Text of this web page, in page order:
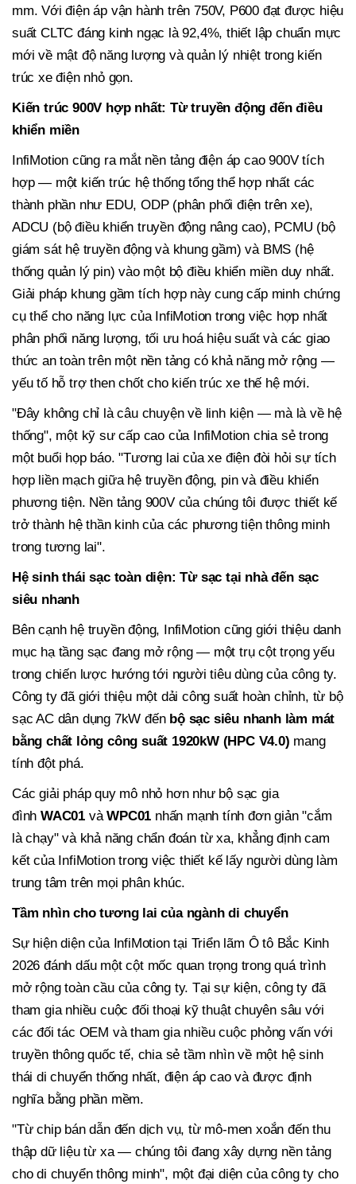
mm. Với điện áp vận hành trên 750V, P600 đạt được hiệu
suất CLTC đáng kinh ngạc là 92,4%, thiết lập chuẩn mực
mới về mật độ năng lượng và quản lý nhiệt trong kiến
trúc xe điện nhỏ gọn.
Kiến trúc 900V hợp nhất: Từ truyền động đến điều
khiển miền
InfiMotion cũng ra mắt nền tảng điện áp cao 900V tích
hợp — một kiến trúc hệ thống tổng thể hợp nhất các
thành phần như EDU, ODP (phân phối điện trên xe),
ADCU (bộ điều khiển truyền động nâng cao), PCMU (bộ
giám sát hệ truyền động và khung gầm) và BMS (hệ
thống quản lý pin) vào một bộ điều khiển miền duy nhất.
Giải pháp khung gầm tích hợp này cung cấp minh chứng
cụ thể cho năng lực của InfiMotion trong việc hợp nhất
phân phối năng lượng, tối ưu hoá hiệu suất và các giao
thức an toàn trên một nền tảng có khả năng mở rộng —
yếu tố hỗ trợ then chốt cho kiến trúc xe thế hệ mới.
"Đây không chỉ là câu chuyện về linh kiện — mà là về hệ
thống", một kỹ sư cấp cao của InfiMotion chia sẻ trong
một buổi họp báo. "Tương lai của xe điện đòi hỏi sự tích
hợp liền mạch giữa hệ truyền động, pin và điều khiển
phương tiện. Nền tảng 900V của chúng tôi được thiết kế
trở thành hệ thần kinh của các phương tiện thông minh
trong tương lai".
Hệ sinh thái sạc toàn diện: Từ sạc tại nhà đến sạc
siêu nhanh
Bên cạnh hệ truyền động, InfiMotion cũng giới thiệu danh
mục hạ tầng sạc đang mở rộng — một trụ cột trọng yếu
trong chiến lược hướng tới người tiêu dùng của công ty.
Công ty đã giới thiệu một dải công suất hoàn chỉnh, từ bộ
sạc AC dân dụng 7kW đến bộ sạc siêu nhanh làm mát
bằng chất lỏng công suất 1920kW (HPC V4.0) mang
tính đột phá.
Các giải pháp quy mô nhỏ hơn như bộ sạc gia
đình WAC01 vàWPC01 nhấn mạnh tính đơn giản "cắm
là chạy" và khả năng chẩn đoán từ xa, khẳng định cam
kết của InfiMotion trong việc thiết kế lấy người dùng làm
trung tâm trên mọi phân khúc.
Tầm nhìn cho tương lai của ngành di chuyển
Sự hiện diện của InfiMotion tại Triển lãm Ô tô Bắc Kinh
2026 đánh dấu một cột mốc quan trọng trong quá trình
mở rộng toàn cầu của công ty. Tại sự kiện, công ty đã
tham gia nhiều cuộc đối thoại kỹ thuật chuyên sâu với
các đối tác OEM và tham gia nhiều cuộc phỏng vấn với
truyền thông quốc tế, chia sẻ tầm nhìn về một hệ sinh
thái di chuyển thống nhất, điện áp cao và được định
nghĩa bằng phần mềm.
"Từ chip bán dẫn đến dịch vụ, từ mô-men xoắn đến thu
thập dữ liệu từ xa — chúng tôi đang xây dựng nền tảng
cho di chuyển thông minh", một đại diện của công ty cho